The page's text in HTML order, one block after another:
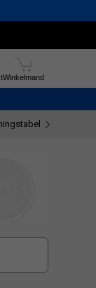
Winkelmand